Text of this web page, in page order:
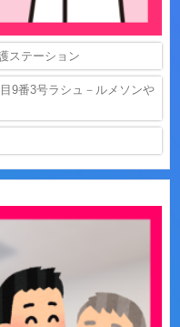
ステーション
9番3号ラシュ－ルメソンや